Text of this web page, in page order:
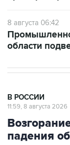
8 августа 06:42
области
В РОССИИ
11:59, 8 августа 2026
падения